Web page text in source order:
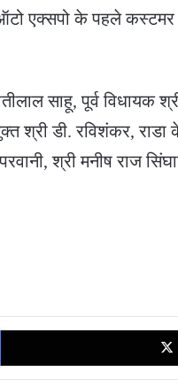
एक्सपो के पहले कस्टमर
साहू, पूर्व विधायक
श्री डी. रविशंकर, राडा
श्री मनीष राज
Facebook